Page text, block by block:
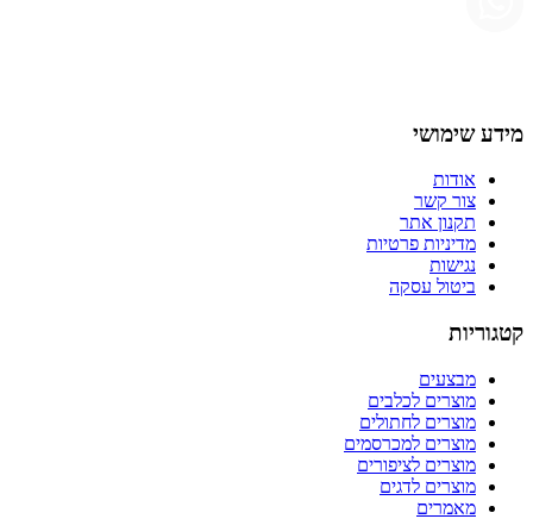
מידע שימושי
אודות
צור קשר
תקנון אתר
מדיניות פרטיות
נגישות
ביטול עסקה
קטגוריות
מבצעים
מוצרים לכלבים
מוצרים לחתולים
מוצרים למכרסמים
מוצרים לציפורים
מוצרים לדגים
מאמרים